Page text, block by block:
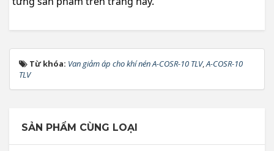
Từ khóa: Van giảm áp cho khí nén A-COSR-10 TLV,A-COSR-10
TLV
SẢN PHẨM CÙNG LOẠI